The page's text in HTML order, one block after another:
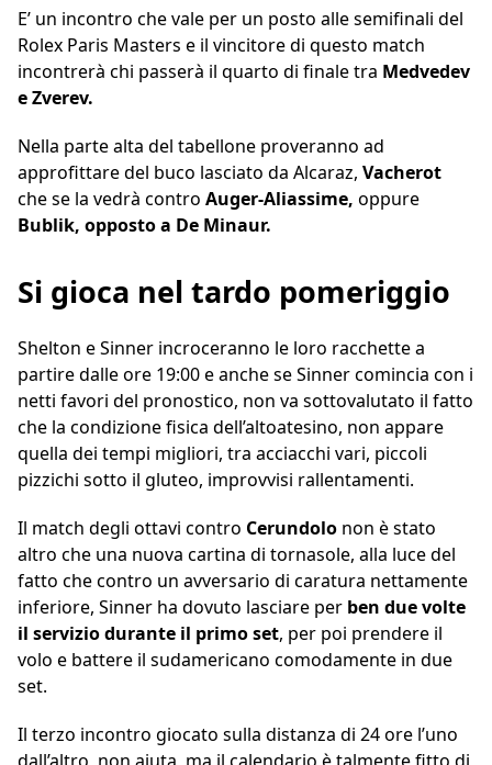
E’ un incontro che vale per un posto alle semifinali del
Rolex Paris Masters e il vincitore di questo match
incontrerà chi passerà il quarto di finale tra Medvedev
e Zverev.
Nella parte alta del tabellone proveranno ad
approfittare del buco lasciato da Alcaraz, Vacherot
che se la vedrà contro Auger-Aliassime, oppure
Bublik, opposto a De Minaur.
Si gioca nel tardo pomeriggio
Shelton e Sinner incroceranno le loro racchette a
partire dalle ore 19:00 e anche se Sinner comincia con i
netti favori del pronostico, non va sottovalutato il fatto
che la condizione fisica dell’altoatesino, non appare
quella dei tempi migliori, tra acciacchi vari, piccoli
pizzichi sotto il gluteo, improvvisi rallentamenti.
Il match degli ottavi contro Cerundolo non è stato
altro che una nuova cartina di tornasole, alla luce del
fatto che contro un avversario di caratura nettamente
inferiore, Sinner ha dovuto lasciare per ben due volte
il servizio durante il primo set, per poi prendere il
volo e battere il sudamericano comodamente in due
set.
Il terzo incontro giocato sulla distanza di 24 ore l’uno